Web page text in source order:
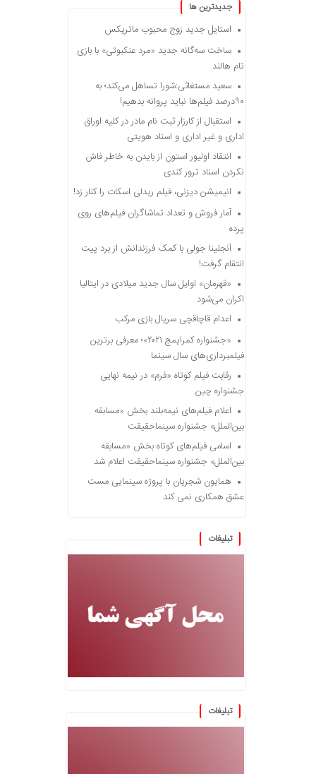
جديدترين ها
استایل جدید زوج محبوب ماتریکس
ساخت سه‌گانه جدید «مرد عنکبوتی» با بازی
تام هالند
سعید مستغاثی:شورا تساهل می‌کند؛ به
۹۰درصد فیلم‌ها نباید پروانه بدهیم!
استقبال از کارزار ثبت نام مادر در کلیه اوراق
اداری و غیر اداری و اسناد هویتی
انتقاد اولیور استون از بایدن به خاطر فاش
نکردن اسناد ترور کندی
انیمیشن دیزنی، فیلم ریدلی اسکات را کنار زد!
آمار فروش و تعداد تماشاگران فیلم‌های روی
پرده
آنجلینا جولی با کمک فرزندانش از برد پیت
انتقام گرفت!
«قهرمان» اوایل سال جدید میلادی در ایتالیا
اکران می‌شود
اعدام قاچاقچی سریال بازی مرکب
«جشنواره کمرایمج ۲۰۲۱»؛ معرفی برترین
فیلمبرداری‌های سال سینما
رقابت فیلم کوتاه «فرم» در نیمه نهایی
جشنواره چین
اعلام فیلم‌های نیمه‌بلند بخش «مسابقه
بین‌الملل» جشنواره سینماحقیقت
اسامی فیلم‌های کوتاه بخش «مسابقه
بین‌الملل» جشنواره سینماحقیقت اعلام شد
همایون شجریان با پروژه سینمایی مست
عشق همکاری نمی کند
تبلیغات
تبلیغات